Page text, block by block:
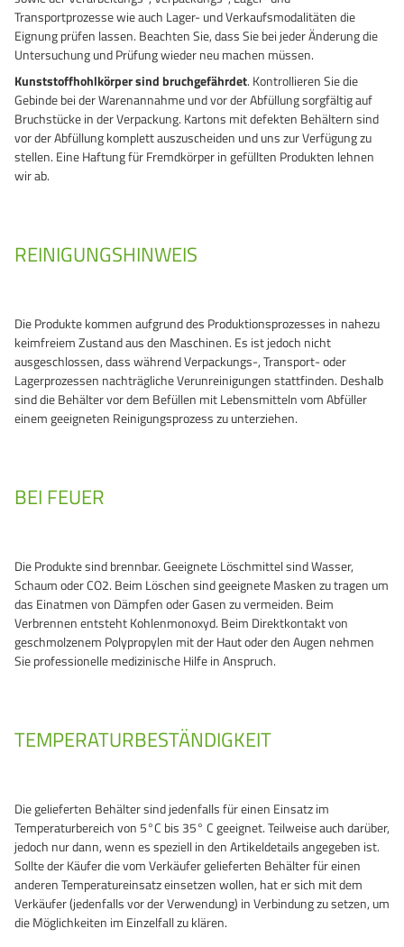
Transportprozesse wie auch Lager- und Verkaufsmodalitäten die
Eignung prüfen lassen. Beachten Sie, dass Sie bei jeder Änderung die
Untersuchung und Prüfung wieder neu machen müssen.
Kunststoffhohlkörper sind bruchgefährdet. Kontrollieren Sie die
Gebinde bei der Warenannahme und vor der Abfüllung sorgfältig auf
Bruchstücke in der Verpackung. Kartons mit defekten Behältern sind
vor der Abfüllung komplett auszuscheiden und uns zur Verfügung zu
stellen. Eine Haftung für Fremdkörper in gefüllten Produkten lehnen
wir ab.
REINIGUNGSHINWEIS
Die Produkte kommen aufgrund des Produktionsprozesses in nahezu
keimfreiem Zustand aus den Maschinen. Es ist jedoch nicht
ausgeschlossen, dass während Verpackungs-, Transport- oder
Lagerprozessen nachträgliche Verunreinigungen stattfinden. Deshalb
sind die Behälter vor dem Befüllen mit Lebensmitteln vom Abfüller
einem geeigneten Reinigungsprozess zu unterziehen.
BEI FEUER
Die Produkte sind brennbar. Geeignete Löschmittel sind Wasser,
Schaum oder CO2. Beim Löschen sind geeignete Masken zu tragen um
das Einatmen von Dämpfen oder Gasen zu vermeiden. Beim
Verbrennen entsteht Kohlenmonoxyd. Beim Direktkontakt von
geschmolzenem Polypropylen mit der Haut oder den Augen nehmen
Sie professionelle medizinische Hilfe in Anspruch.
TEMPERATURBESTÄNDIGKEIT
Die gelieferten Behälter sind jedenfalls für einen Einsatz im
Temperaturbereich von 5°C bis 35° C geeignet. Teilweise auch darüber,
jedoch nur dann, wenn es speziell in den Artikeldetails angegeben ist.
Sollte der Käufer die vom Verkäufer gelieferten Behälter für einen
anderen Temperatureinsatz einsetzen wollen, hat er sich mit dem
Verkäufer (jedenfalls vor der Verwendung) in Verbindung zu setzen, um
die Möglichkeiten im Einzelfall zu klären.